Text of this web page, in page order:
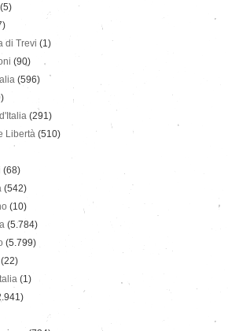
(5)
di Trevi (1)
(90)
(596)
(291)
Libertà (510)
(68)
(542)
(10)
(5.784)
(5.799)
(22)
(1)